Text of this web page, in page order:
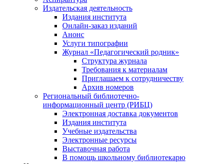
Издательская деятельность
Издания института
Онлайн-заказ изданий
Анонс
Услуги типографии
Журнал «Педагогический родник»
Структура журнала
Требования к материалам
Приглашаем к сотрудничеству
Архив номеров
Региональный библиотечно-
информационный центр (РИБЦ)
Электронная доставка документов
Издания института
Учебные издательства
Электронные ресурсы
Выставочная работа
В помощь школьному библиотекарю